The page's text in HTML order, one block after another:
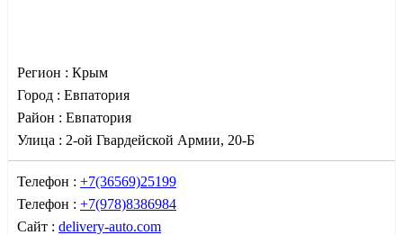
Регион : Крым
Город : Евпатория
Район : Евпатория
Улица : 2-ой Гвардейской Армии, 20-Б
Телефон : +7(36569)25199
Телефон : +7(978)8386984
Сайт : delivery-auto.com